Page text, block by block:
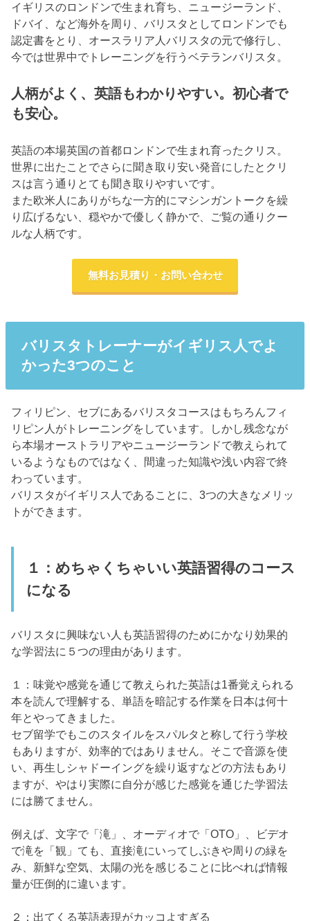
イギリスのロンドンで生まれ育ち、ニュージーランド、
ドバイ、など海外を周り、バリスタとしてロンドンでも
認定書をとり、オースラリア人バリスタの元で修行し、
今では世界中でトレーニングを行うベテランバリスタ。
人柄がよく、英語もわかりやすい。初心者で
も安心。
英語の本場英国の首都ロンドンで生まれ育ったクリス。
世界に出たことでさらに聞き取り安い発音にしたとクリ
スは言う通りとても聞き取りやすいです。
また欧米人にありがちな一方的にマシンガントークを繰
り広げるない、穏やかで優しく静かで、ご覧の通りクー
ルな人柄です。
無料お見積り・お問い合わせ
バリスタトレーナーがイギリス人でよ
かった3つのこと
フィリピン、セブにあるバリスタコースはもちろんフィ
リピン人がトレーニングをしています。しかし残念なが
ら本場オーストラリアやニュージーランドで教えられて
いるようなものではなく、間違った知識や浅い内容で終
わっています。
バリスタがイギリス人であることに、3つの大きなメリッ
トができます。
１：めちゃくちゃいい英語習得のコース
になる
バリスタに興味ない人も英語習得のためにかなり効果的
な学習法に５つの理由があります。
１：味覚や感覚を通じて教えられた英語は1番覚えられる
本を読んで理解する、単語を暗記する作業を日本は何十
年とやってきました。
セブ留学でもこのスタイルをスパルタと称して行う学校
もありますが、効率的ではありません。そこで音源を使
い、再生しシャドーイングを繰り返すなどの方法もあり
ますが、やはり実際に自分が感じた感覚を通じた学習法
には勝てません。
例えば、文字で「滝」、オーディオで「OTO」、ビデオ
で滝を「観」ても、直接滝にいってしぶきや周りの緑を
み、新鮮な空気、太陽の光を感じることに比べれば情報
量が圧倒的に違います。
２：出てくる英語表現がカッコよすぎる